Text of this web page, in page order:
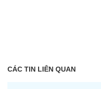
CÁC TIN LIÊN QUAN